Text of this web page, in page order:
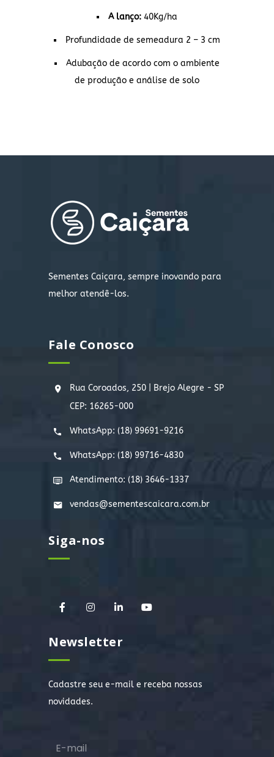
A lanço: 40Kg/ha
Profundidade de semeadura 2 – 3 cm
Adubação de acordo com o ambiente
de produção e análise de solo
Sementes Caiçara, sempre inovando para
melhor atendê-los.
Fale Conosco
Rua Coroados, 250 | Brejo Alegre - SP
CEP: 16265-000
WhatsApp: (18) 99691-9216
WhatsApp: (18) 99716-4830
Atendimento: (18) 3646-1337
vendas@sementescaicara.com.br
Siga-nos
Newsletter
Cadastre seu e-mail e receba nossas
novidades.